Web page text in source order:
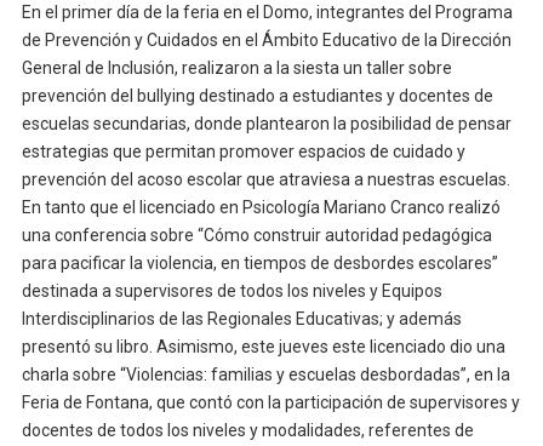
En el primer día de la feria en el Domo, integrantes del Programa
de Prevención y Cuidados en el Ámbito Educativo de la Dirección
General de Inclusión, realizaron a la siesta un taller sobre
prevención del bullying destinado a estudiantes y docentes de
escuelas secundarias, donde plantearon la posibilidad de pensar
estrategias que permitan promover espacios de cuidado y
prevención del acoso escolar que atraviesa a nuestras escuelas.
En tanto que el licenciado en Psicología Mariano Cranco realizó
una conferencia sobre “Cómo construir autoridad pedagógica
para pacificar la violencia, en tiempos de desbordes escolares”
destinada a supervisores de todos los niveles y Equipos
Interdisciplinarios de las Regionales Educativas; y además
presentó su libro. Asimismo, este jueves este licenciado dio una
charla sobre “Violencias: familias y escuelas desbordadas”, en la
Feria de Fontana, que contó con la participación de supervisores y
docentes de todos los niveles y modalidades, referentes de